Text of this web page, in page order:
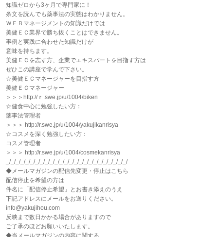
知識ゼロから3ヶ月で専門家に！
条文を読んでも薬事法の実態はわかりません。
ＷＥＢマネージメントの知識だけでは
美健ＥＣ業界で勝ち抜くことはできません。
事例と実践に合わせた知識だけが
意味を持ちます。
美健ＥＣを志す方、企業でエキスパートを目指す方は
ぜひこの講座で学んで下さい。
☆美健ＥＣマネージャーを目指す方
美健ＥＣマネージャー
＞＞＞http://ｒ.swe.jp/u/1004/biken
☆健食中心に勉強したい方：
薬事法管理者
＞＞＞ http://r.swe.jp/u/1004/yakujikanrisya
☆コスメを深く勉強したい方：
コスメ管理者
＞＞＞ http://r.swe.jp/u/1004/cosmekanrisya
_/_/_/_/_/_/_/_/_/_/_/_/_/_/_/_/_/_/_/_/_/_/_/_/_/
◆メールマガジンの配信先変更・停止はこちら
配信停止を希望の方は
件名に「配信停止希望」とお書き添えのうえ
下記アドレスにメールをお送りください。
info@yakujihou.com
反映まで数日かかる場合がありますので
ご了承のほどお願いいたします。